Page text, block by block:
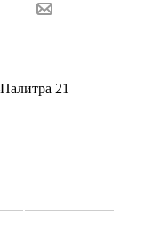
Палитра 21